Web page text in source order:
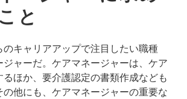
と
のキャリアアップで注目したい職種
ジャーだ。ケアマネージャーは、ケア
るほか、要介護認定の書類作成なども
の他にも、ケアマネージャーの重要な